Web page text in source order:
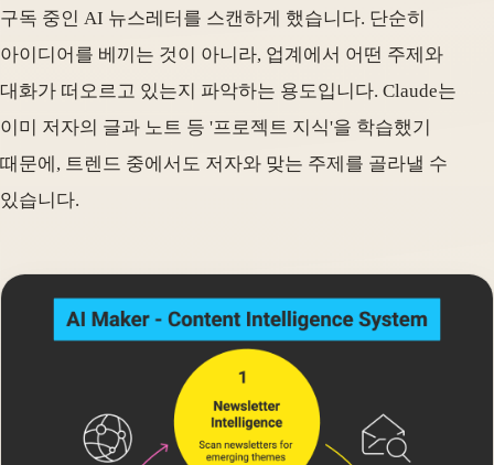
구독 중인 AI 뉴스레터를 스캔하게 했습니다. 단순히
아이디어를 베끼는 것이 아니라, 업계에서 어떤 주제와
대화가 떠오르고 있는지 파악하는 용도입니다. Claude는
이미 저자의 글과 노트 등 '프로젝트 지식'을 학습했기
때문에, 트렌드 중에서도 저자와 맞는 주제를 골라낼 수
있습니다.